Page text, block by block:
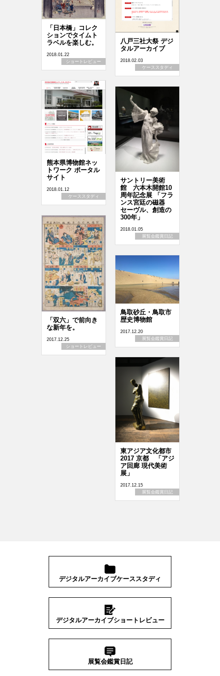
八戸三社大祭 デジ
タルアーカイブ
2018.02.03
ケーススタディ
「日本橋」コレク
ションでタイムト
ラベルを楽しむ。
2018.01.22
ショートレビュー
熊本県博物館ネッ
トワーク ポータル
サイト
2018.01.12
ケーススタディ
サントリー美術
館 六本木開館10
周年記念展 「フラ
ンス宮廷の磁器
セーヴル、創造の
300年」
2018.01.05
展覧会鑑賞日記
「双六」で前向き
な新年を。
2017.12.25
ショートレビュー
鳥取砂丘・鳥取市
歴史博物館
2017.12.20
展覧会鑑賞日記
東アジア文化都市
2017 京都 「アジ
ア回廊 現代美術
展」
2017.12.15
展覧会鑑賞日記
デジタルアーカイブケーススタディ
デジタルアーカイブショートレビュー
展覧会鑑賞日記